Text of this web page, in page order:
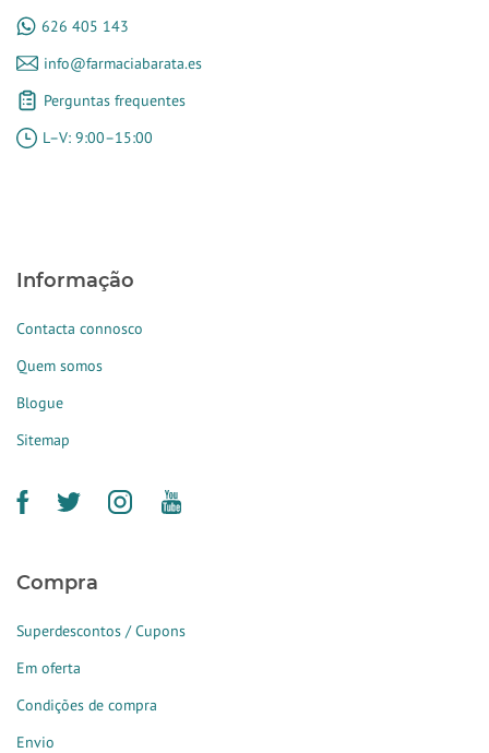
626 405 143
info@farmaciabarata.es
Perguntas frequentes
L–V: 9:00–15:00
Informação
Contacta connosco
Quem somos
Blogue
Sitemap
Compra
Superdescontos / Cupons
Em oferta
Condições de compra
Envio